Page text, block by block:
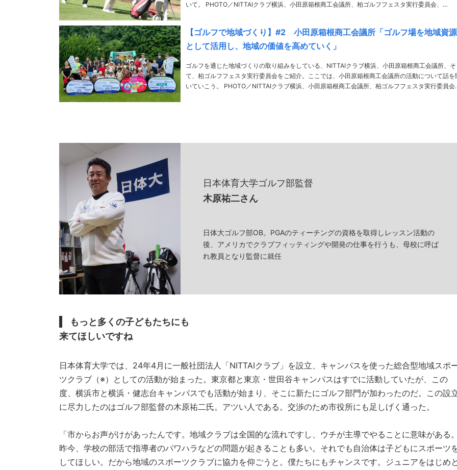
いて。 PHOTO／NITTAIクラブ横浜、小田原箱根商工会議所、柏ゴルフフェスタ実行委員会、
【ゴルフで地域づくり】#2 小田原箱根商工会議所「ゴルフ場を地域資源
として活用し、地域の価値を高めていく」
ゴルフを通じた地域づくりの取り組みをしている、NITTAIクラブ横浜、小田原箱根商工会議所、そ
て、柏ゴルフフェスタ実行委員会をご紹介。ここでは、小田原箱根商工会議所の活動について話を
いていこう。 PHOTO／NITTAIクラブ横浜、小田原箱根商工会議所、柏ゴルフフェスタ実行委員会、
日本体育大学ゴルフ部監督
木原祐二さん
日体大ゴルフ部OB。PGAのティーチングの資格を取得しレッスン活動の
後、アメリカでクラブフィッティングや開発の仕事を行うも、母校に呼ば
れ教員となり監督に就任
もっと多くの子どもたちにも
来てほしいですね
日本体育大学では、24年4月に一般社団法人「NITTAIクラブ」を設立、キャンパスを使った総合型地域スポ
ツクラブ（※）としての活動が始まった。東京都と東京・世田谷キャンパスはすでに活動していたが、この
度、横浜市と横浜・健志台キャンパスでも活動が始まり、そこに新たにゴルフ部門が加わったのだ。この設
に尽力したのはゴルフ部監督の木原祐二氏。アツい人である。交渉のため市役所にも足しげく通った。
「市からお声がけがあったんです。地域クラブは全国的な流れですし、ウチが主導でやることに意味がある
昨今、学校の部活で指導者のパワハラなどの問題が起きることも多い。それでも自治体は子どもにスポーツ
してほしい。だから地域のスポーツクラブに協力を仰ごうと。僕たちにもチャンスです。ジュニアをはじめ